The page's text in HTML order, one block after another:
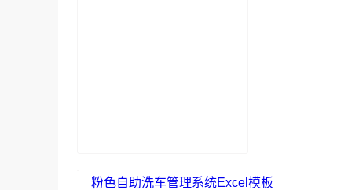
粉色自助洗车管理系统Excel模板